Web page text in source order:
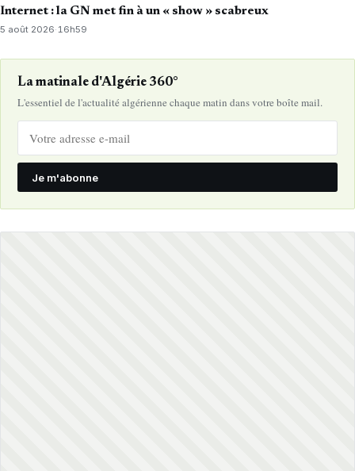
Internet : la GN met fin à un « show » scabreux
5 août 2026· 16h59
La matinale d'Algérie 360°
L'essentiel de l'actualité algérienne chaque matin dans votre boîte mail.
Je m'abonne